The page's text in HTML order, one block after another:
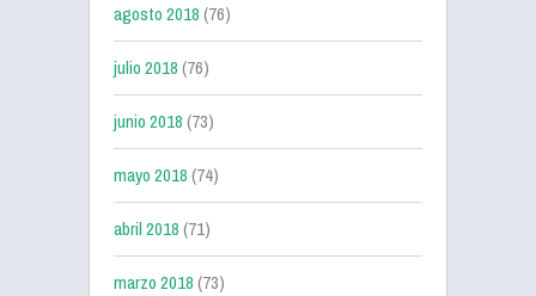
agosto 2018(76)
julio 2018(76)
junio 2018(73)
mayo 2018(74)
abril 2018(71)
marzo 2018(73)